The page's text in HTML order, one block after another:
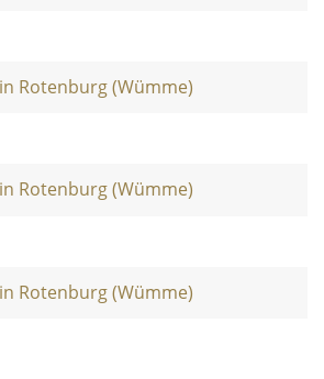
Rotenburg (Wümme)
Rotenburg (Wümme)
Rotenburg (Wümme)